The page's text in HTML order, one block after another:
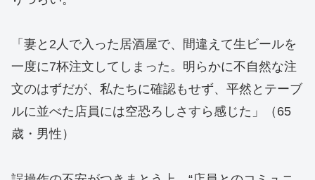
「妻と2人で入った居酒屋で、間違えて生ビールを
一度に7杯注文してしまった。明らかに不自然な注
文のはずだが、私たちに確認もせず、平然とテーブ
ルに並べた店員には空恐ろしさすら感じた」（65
歳・男性）